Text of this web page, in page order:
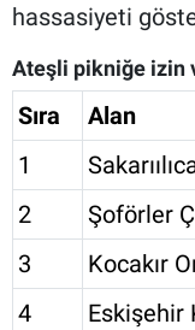
hassasiyeti
Ateşli pikniğe izin
Sıra
Alan
1
2
Şoförler
3
Kocakır
4
Eskişehir